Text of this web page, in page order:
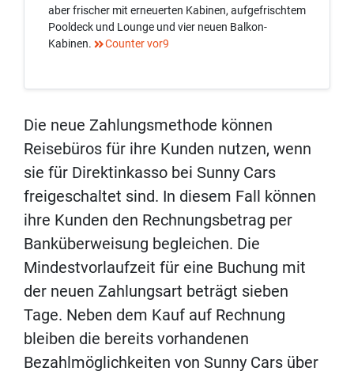
aber frischer mit erneuerten Kabinen, aufgefrischtem
Pooldeck und Lounge und vier neuen Balkon-
Kabinen.
Counter vor9
Die neue Zahlungsmethode können
Reisebüros für ihre Kunden nutzen, wenn
sie für Direktinkasso bei Sunny Cars
freigeschaltet sind. In diesem Fall können
ihre Kunden den Rechnungsbetrag per
Banküberweisung begleichen. Die
Mindestvorlaufzeit für eine Buchung mit
der neuen Zahlungsart beträgt sieben
Tage. Neben dem Kauf auf Rechnung
bleiben die bereits vorhandenen
Bezahlmöglichkeiten von Sunny Cars über